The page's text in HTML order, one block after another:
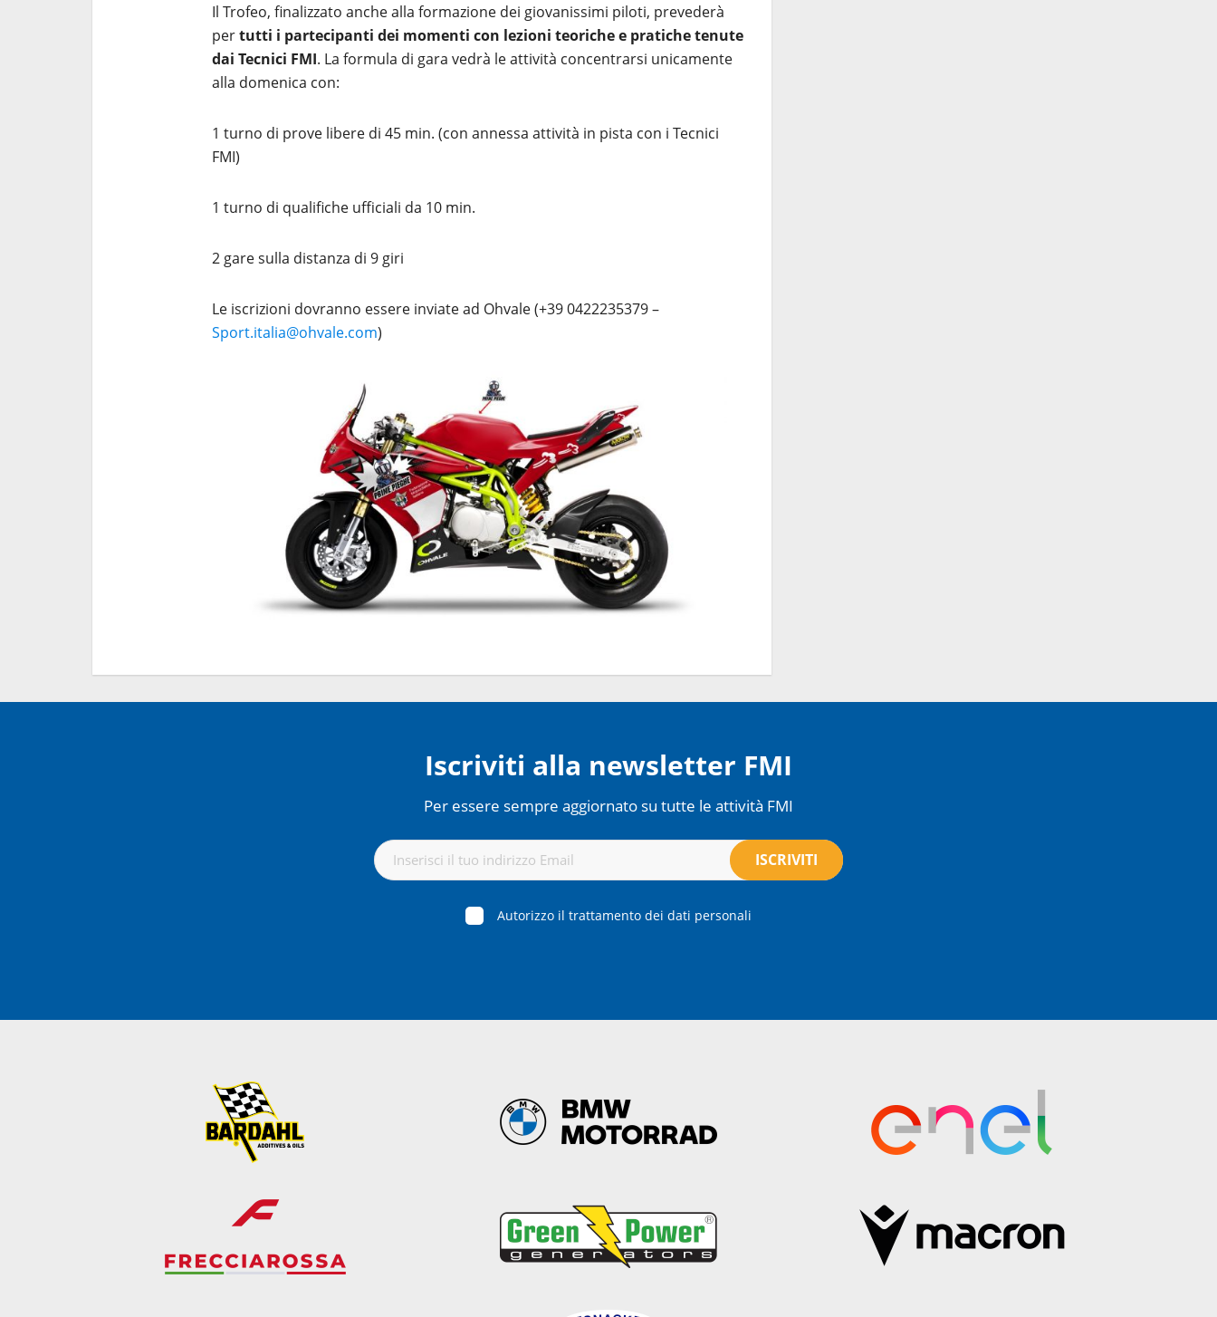
Il Trofeo, finalizzato anche alla formazione dei giovanissimi piloti, prevederà
pertutti i partecipanti dei momenti con lezioni teoriche e pratiche tenute
dai Tecnici FMI. La formula di gara vedrà le attività concentrarsi unicamente
alla domenica con:
1 turno di prove libere di 45 min. (con annessa attività in pista con i Tecnici
FMI)
1 turno di qualifiche ufficiali da 10 min.
2 gare sulla distanza di 9 giri
Le iscrizioni dovranno essere inviate ad Ohvale (+39 0422235379 –
Sport.italia@ohvale.com)
Iscriviti alla newsletter FMI
Per essere sempre aggiornato su tutte le attività FMI
Autorizzo il trattamento dei dati personali